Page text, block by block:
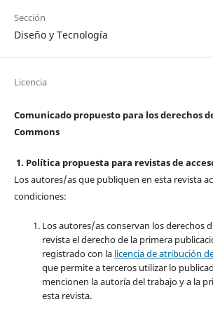
Sección
Diseño y Tecnología
Licencia
Comunicado propuesto para los derechos
Commons
1. Política propuesta para revistas de
Los autores/as que publiquen en esta revista
condiciones:
Los autores/as conservan los derechos
revista el derecho de la primera
registrado con la licencia de atribución
que permite a terceros utilizar lo
mencionen la autoría del trabajo y a la
esta revista.